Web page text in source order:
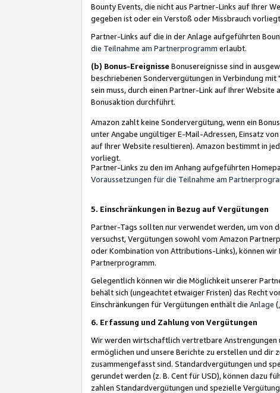
Bounty Events, die nicht aus Partner-Links auf Ihrer
gegeben ist oder ein Verstoß oder Missbrauch
Partner-Links auf die in der Anlage aufgeführten
die Teilnahme am Partnerprogramm erlaubt.
(b) Bonus-Ereignisse Bonusereignisse sind in
beschriebenen Sondervergütungen in Verbindung mit "
sein muss, durch einen Partner-Link auf Ihrer
Bonusaktion durchführt.
Amazon zahlt keine Sondervergütung, wenn ein
unter Angabe ungültiger E-Mail-Adressen, Einsatz
auf Ihrer Website resultieren). Amazon bestimmt in
vorliegt.
Partner-Links zu den im Anhang aufgeführten
Voraussetzungen für die Teilnahme am
5. Einschränkungen in Bezug auf Vergütungen
Partner-Tags sollten nur verwendet werden, um von
versuchst, Vergütungen sowohl vom Amazon
oder Kombination von Attributions-Links), können
Partnerprogramm.
Gelegentlich können wir die Möglichkeit unserer
behält sich (ungeachtet etwaiger Fristen) das Recht
Einschränkungen für Vergütungen enthält die Anlage („
6. Erfassung und Zahlung von Vergütungen
Wir werden wirtschaftlich vertretbare
ermöglichen und unsere Berichte zu erstellen und dir
zusammengefasst sind. Standardvergütungen und
gerundet werden (z. B. Cent für USD), können dazu
zahlen Standardvergütungen und spezielle